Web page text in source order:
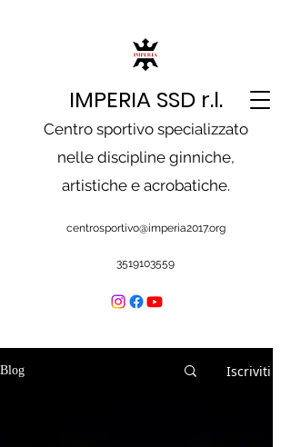
IMPERIA SSD r.l.
Centro sportivo specializzato
nelle discipline ginniche,
artistiche e acrobatiche.
centrosportivo@imperia2017.org
3519103559
Blog Iscriviti